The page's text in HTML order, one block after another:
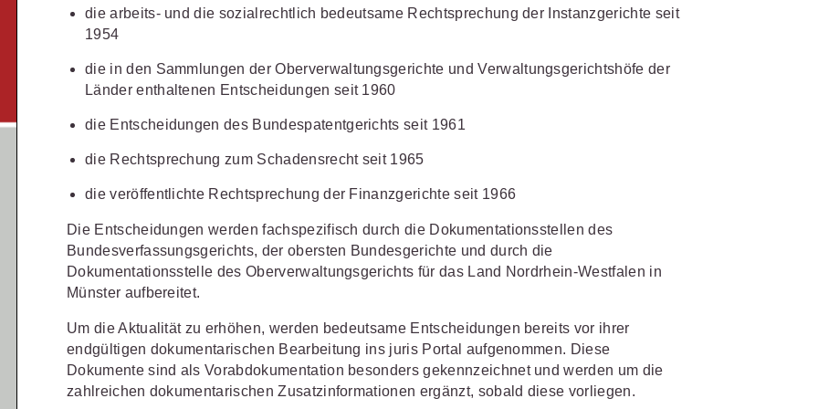
Fachgebiete
Arbeitsrecht
Außenwirtschaftsrecht
Bankrecht
Compliance
Datenschutzrecht
Erbrecht
Handels- und
Gesellschaftsrecht
Insolvenzrecht
Notare
Öffentliches Dienstrecht
Öffentliches Recht
Sozialrecht
Steuerrecht
Strafrecht
Verkehrsrecht
Versicherungsrecht
Praxisnah und intuitiv: Schutz vor
für Unternehmen,
Institutionen und Steuerberater.
mehr erfahren
Qualifiziert und zertifiziert: Online-
allen wichtigen Fachgebieten.
mehr erfahren
5866-4466(Mo-Do 9-18 Uhr, Fr 9-17
Produktberater für eine erste
Online-Produktberater starten
Öffentliche Verwaltung
Vereine und Verbände
Referendariat
Studium und Hochschule
Sie
-
Schulungen und Termine
WEITERE SERVICES
FAQ
Downloads
Veranstaltungen
juris PraxisReporte
0681 5866-4422(Mo-Fr 8-18 Uhr).
Alle Kontaktmöglichkeiten
die arbeits- und die sozialrechtlich bedeutsame Rechtsprechung der Instanzgerichte seit
1954
die in den Sammlungen der Oberverwaltungsgerichte und Verwaltungsgerichtshöfe der
Länder enthaltenen Entscheidungen seit 1960
die Entscheidungen des Bundespatentgerichts seit 1961
die Rechtsprechung zum Schadensrecht seit 1965
die veröffentlichte Rechtsprechung der Finanzgerichte seit 1966
Die Entscheidungen werden fachspezifisch durch die Dokumentationsstellen des
Bundesverfassungsgerichts, der obersten Bundesgerichte und durch die
Dokumentationsstelle des Oberverwaltungsgerichts für das Land Nordrhein-Westfalen in
Münster aufbereitet.
Um die Aktualität zu erhöhen, werden bedeutsame Entscheidungen bereits vor ihrer
endgültigen dokumentarischen Bearbeitung ins juris Portal aufgenommen. Diese
Dokumente sind als Vorabdokumentation besonders gekennzeichnet und werden um die
zahlreichen dokumentarischen Zusatzinformationen ergänzt, sobald diese vorliegen.